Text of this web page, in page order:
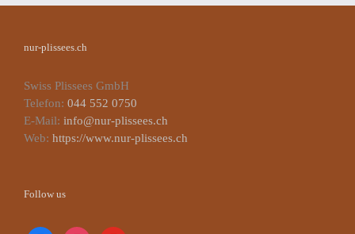
nur-plissees.ch
Swiss Plissees GmbH
Telefon: 044 552 0750
E-Mail: info@nur-plissees.ch
Web: https://www.nur-plissees.ch
Follow us